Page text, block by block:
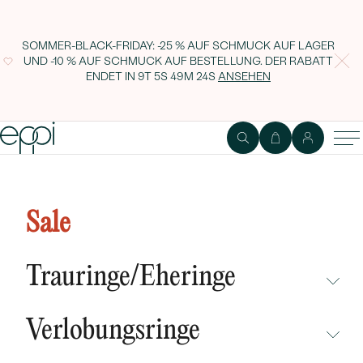
SOMMER-BLACK-FRIDAY: -25 % AUF SCHMUCK AUF LAGER
UND -10 % AUF SCHMUCK AUF BESTELLUNG. DER RABATT
ENDET IN 9T 5S 49M 23S ANSEHEN
Sale
Trauringe/Eheringe
NEUHEITEN
Verlobungsringe
Eudora